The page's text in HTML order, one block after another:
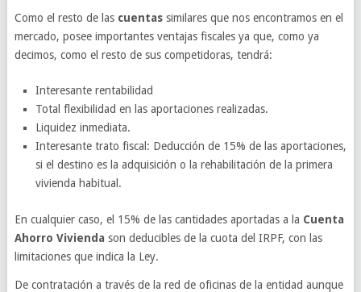
Como el resto de las cuentassimilares que nos encontramos en el
mercado, posee importantes ventajas fiscales ya que, como ya
decimos, como el resto de sus competidoras, tendrá:
Interesante rentabilidad
Total flexibilidad en las aportaciones realizadas.
Liquidez inmediata.
Interesante trato fiscal: Deducción de 15% de las aportaciones,
si el destino es la adquisición o la rehabilitación de la primera
vivienda habitual.
En cualquier caso, el 15% de las cantidades aportadas a la Cuenta
Ahorro Vivienda son deducibles de la cuota del IRPF, con las
limitaciones que indica la Ley.
De contratación a través de la red de oficinas de la entidad aunque